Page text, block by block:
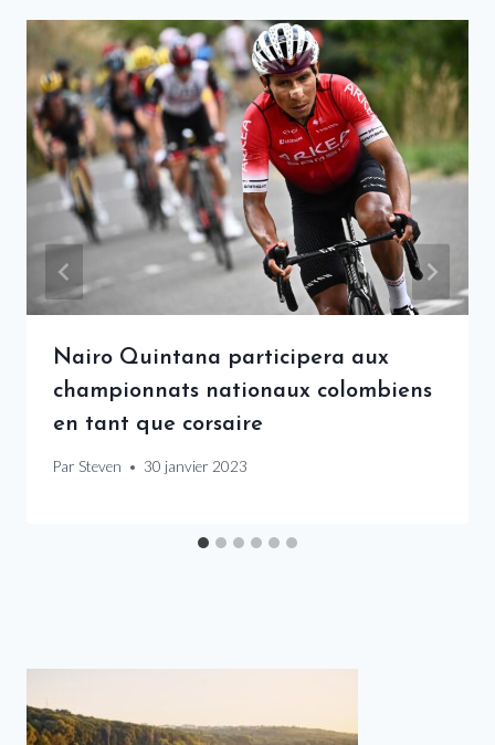
Nairo Quintana participera aux
championnats nationaux colombiens
en tant que corsaire
Par Steven 30 janvier 2023